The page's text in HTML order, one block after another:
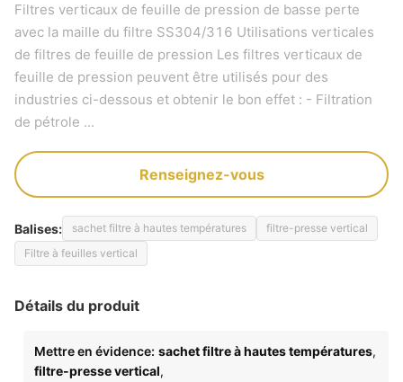
Filtres verticaux de feuille de pression de basse perte
avec la maille du filtre SS304/316 Utilisations verticales
de filtres de feuille de pression Les filtres verticaux de
feuille de pression peuvent être utilisés pour des
industries ci-dessous et obtenir le bon effet : - Filtration
de pétrole ...
Renseignez-vous
Balises: sachet filtre à hautes températures
filtre-presse vertical
Filtre à feuilles vertical
Détails du produit
Mettre en évidence: sachet filtre à hautes températures,
filtre-presse vertical,